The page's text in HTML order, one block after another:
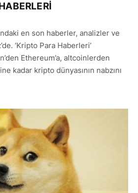
en son haberler, analizler ve
‘Kripto Para Haberleri’
Ethereum’a, altcoinlerden
kadar kripto dünyasının nabzını